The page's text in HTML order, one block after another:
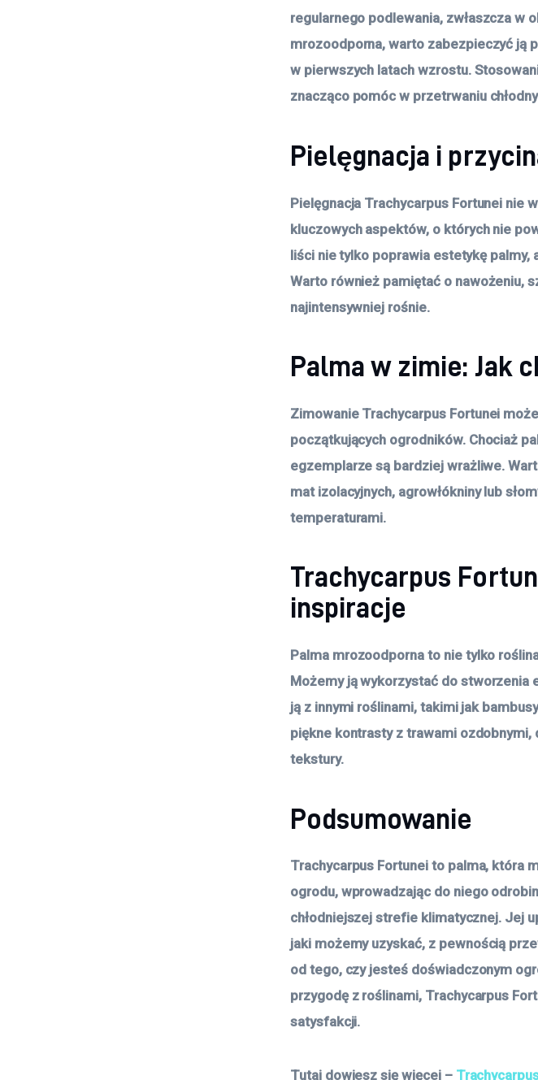
regularnego podlewania, zwłaszcza w
mrozoodporna, warto zabezpieczyć ją
w pierwszych latach wzrostu.
znacząco pomóc w przetrwaniu
Pielęgnacja i
Pielęgnacja Trachycarpus Fortunei nie
kluczowych aspektów, o których nie
liści nie tylko poprawia estetykę
Warto również pamiętać o nawożeniu,
najintensywniej rośnie.
Palma w zimie: Jak
Zimowanie Trachycarpus Fortunei
początkujących ogrodników. Chociaż
egzemplarze są bardziej wrażliwe.
mat izolacyjnych, agrowłókniny lub
temperaturami.
Trachycarpus
inspiracje
Palma mrozoodporna to nie tylko
Możemy ją wykorzystać do stworzenia
ją z innymi roślinami, takimi jak
piękne kontrasty z trawami
tekstury.
Podsumowanie
Trachycarpus Fortunei to palma, która
ogrodu, wprowadzając do niego
chłodniejszej strefie klimatycznej. Jej
jaki możemy uzyskać, z pewnością
od tego, czy jesteś doświadczonym
przygodę z roślinami, Trachycarpus
satysfakcji.
Tutaj dowiesz się więcej –